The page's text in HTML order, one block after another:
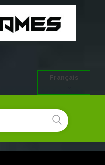
Français